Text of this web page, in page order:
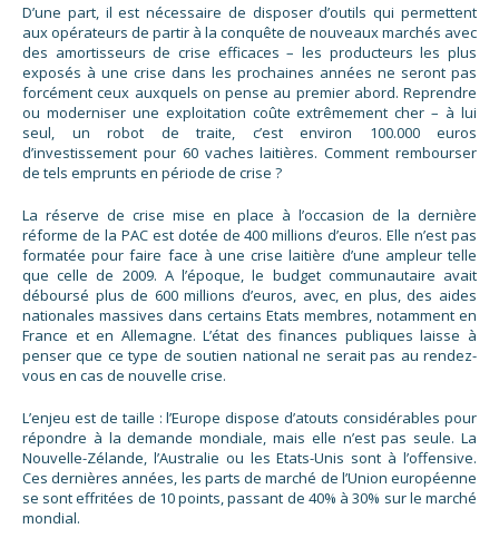
D’une part, il est nécessaire de disposer d’outils qui permettent
aux opérateurs de partir à la conquête de nouveaux marchés avec
des amortisseurs de crise efficaces – les producteurs les plus
exposés à une crise dans les prochaines années ne seront pas
forcément ceux auxquels on pense au premier abord. Reprendre
ou moderniser une exploitation coûte extrêmement cher – à lui
seul, un robot de traite, c’est environ 100.000 euros
d’investissement pour 60 vaches laitières. Comment rembourser
de tels emprunts en période de crise ?
La réserve de crise mise en place à l’occasion de la dernière
réforme de la PAC est dotée de 400 millions d’euros. Elle n’est pas
formatée pour faire face à une crise laitière d’une ampleur telle
que celle de 2009. A l’époque, le budget communautaire avait
déboursé plus de 600 millions d’euros, avec, en plus, des aides
nationales massives dans certains Etats membres, notamment en
France et en Allemagne. L’état des finances publiques laisse à
penser que ce type de soutien national ne serait pas au rendez-
vous en cas de nouvelle crise.
L’enjeu est de taille : l’Europe dispose d’atouts considérables pour
répondre à la demande mondiale, mais elle n’est pas seule. La
Nouvelle-Zélande, l’Australie ou les Etats-Unis sont à l’offensive.
Ces dernières années, les parts de marché de l’Union européenne
se sont effritées de 10 points, passant de 40% à 30% sur le marché
mondial.